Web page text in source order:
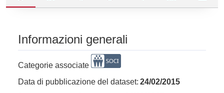
Informazioni generali
Categorie associate
Data di pubblicazione del dataset: 24/02/2015